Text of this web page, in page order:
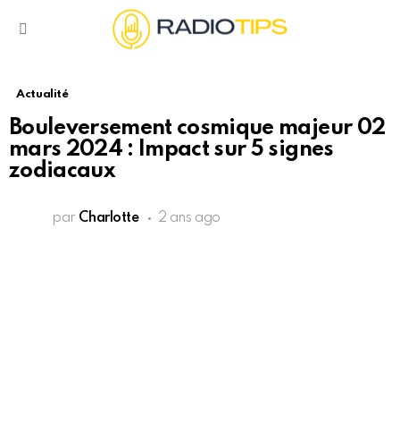
Actualité
Bouleversement cosmique majeur 02
mars 2024 : Impact sur 5 signes
zodiacaux
par Charlotte 2 ans ago